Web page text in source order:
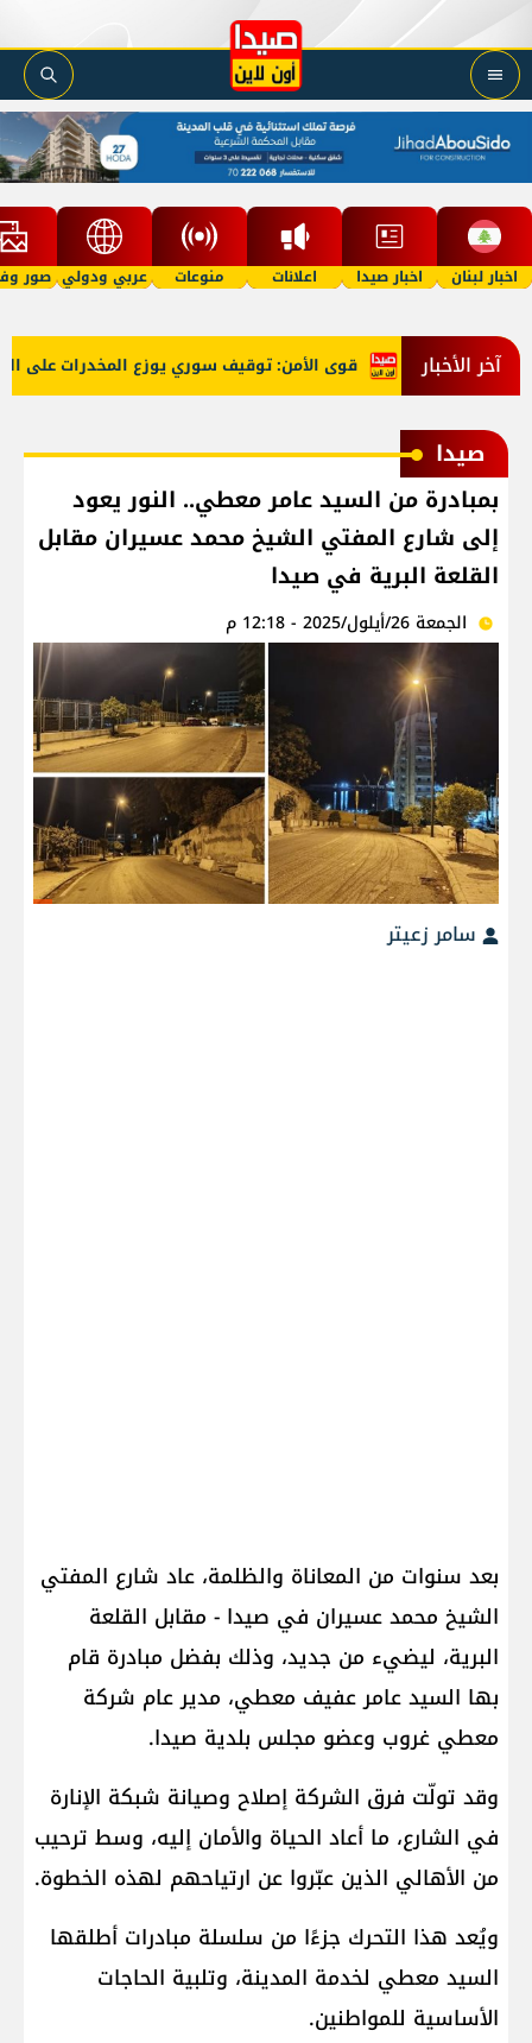
اخبار لبنان اخبار صيدا اعلانات منوعات عربي ودولي صور
آخر الأخبار قوى الأمن: توقيف سوري يوزع المخدرات على
صيدا
بمبادرة من السيد عامر معطي.. النور يعود
إلى شارع المفتي الشيخ محمد عسيران مقابل
القلعة البرية في صيدا
الجمعة 26/أيلول/2025 - 12:18 م
سامر زعيتر
بعد سنوات من المعاناة والظلمة، عاد شارع المفتي
الشيخ محمد عسيران في صيدا - مقابل القلعة
البرية، ليضيء من جديد، وذلك بفضل مبادرة قام
بها السيد عامر عفيف معطي، مدير عام شركة
معطي غروب وعضو مجلس بلدية صيدا.
وقد تولّت فرق الشركة إصلاح وصيانة شبكة الإنارة
في الشارع، ما أعاد الحياة والأمان إليه، وسط ترحيب
من الأهالي الذين عبّروا عن ارتياحهم لهذه الخطوة.
ويُعد هذا التحرك جزءًا من سلسلة مبادرات أطلقها
السيد معطي لخدمة المدينة، وتلبية الحاجات
الأساسية للمواطنين.